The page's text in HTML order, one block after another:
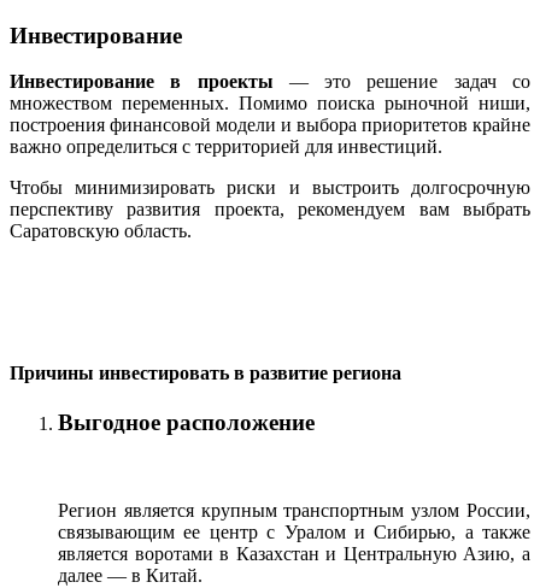
Инвестирование
Инвестирование в проекты — это решение задач со
множеством переменных. Помимо поиска рыночной ниши,
построения финансовой модели и выбора приоритетов крайне
важно определиться с территорией для инвестиций.
Чтобы минимизировать риски и выстроить долгосрочную
перспективу развития проекта, рекомендуем вам выбрать
Саратовскую область.
Причины инвестировать в развитие региона
Выгодное расположение
Регион является крупным транспортным узлом России,
связывающим ее центр с Уралом и Сибирью, а также
является воротами в Казахстан и Центральную Азию, а
далее — в Китай.